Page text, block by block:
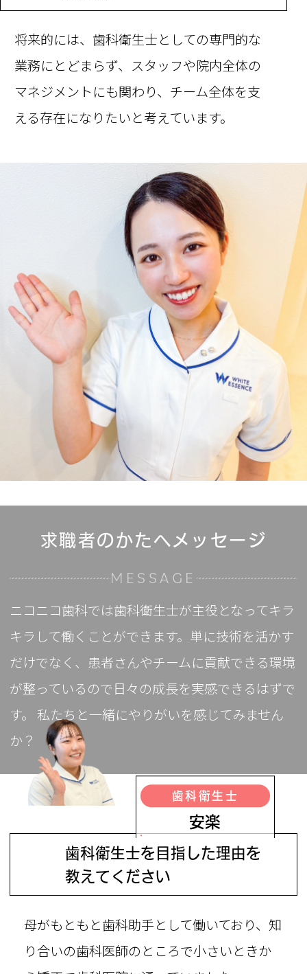
将来的には、歯科衛生士としての専門的な
業務にとどまらず、スタッフや院内全体の
マネジメントにも関わり、チーム全体を支
える存在になりたいと考えています。
求職者のかたへメッセージ
MESSAGE
ニコニコ歯科では歯科衛生士が主役となってキラ
キラして働くことができます。単に技術を活かす
だけでなく、患者さんやチームに貢献できる環境
が整っているので日々の成長を実感できるはずで
す。 私たちと一緒にやりがいを感じてみません
か？
歯科衛生士
安楽
歯科衛生士を目指した理由を
教えてください
母がもともと歯科助手として働いており、知
り合いの歯科医師のところで小さいときか